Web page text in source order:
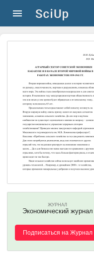
ЖУРНАЛ
Экономический журнал
Подписаться на Журнал